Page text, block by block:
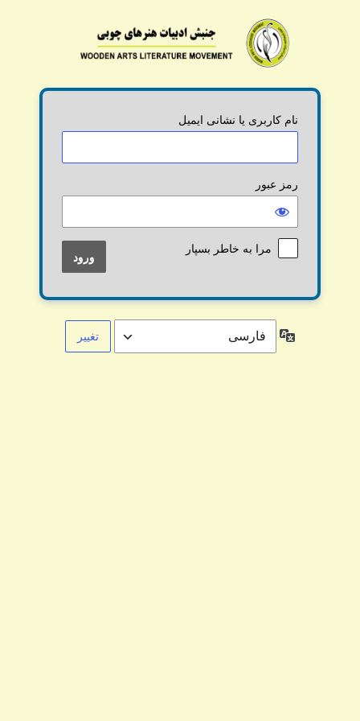
نام کاربری یا نشانی ایمیل
رمز عبور
مرا به خاطر بسپار
زبان